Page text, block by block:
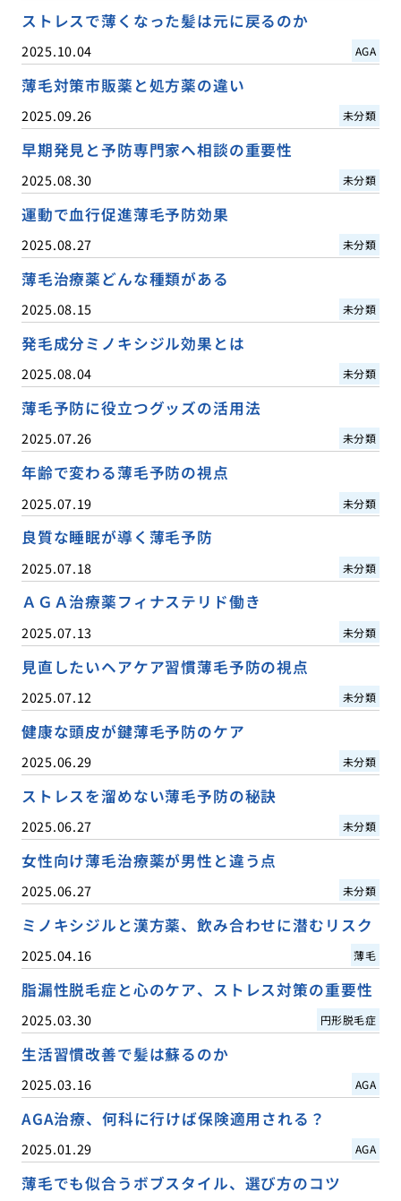
ストレスで薄くなった髪は元に戻るのか
2025.10.04 AGA
薄毛対策市販薬と処方薬の違い
2025.09.26 未分類
早期発見と予防専門家へ相談の重要性
2025.08.30 未分類
運動で血行促進薄毛予防効果
2025.08.27 未分類
薄毛治療薬どんな種類がある
2025.08.15 未分類
発毛成分ミノキシジル効果とは
2025.08.04 未分類
薄毛予防に役立つグッズの活用法
2025.07.26 未分類
年齢で変わる薄毛予防の視点
2025.07.19 未分類
良質な睡眠が導く薄毛予防
2025.07.18 未分類
ＡＧＡ治療薬フィナステリド働き
2025.07.13 未分類
見直したいヘアケア習慣薄毛予防の視点
2025.07.12 未分類
健康な頭皮が鍵薄毛予防のケア
2025.06.29 未分類
ストレスを溜めない薄毛予防の秘訣
2025.06.27 未分類
女性向け薄毛治療薬が男性と違う点
2025.06.27 未分類
ミノキシジルと漢方薬、飲み合わせに潜むリスク
2025.04.16 薄毛
脂漏性脱毛症と心のケア、ストレス対策の重要性
2025.03.30 円形脱毛症
生活習慣改善で髪は蘇るのか
2025.03.16 AGA
AGA治療、何科に行けば保険適用される？
2025.01.29 AGA
薄毛でも似合うボブスタイル、選び方のコツ